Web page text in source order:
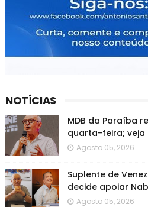
NOTÍCIAS
MDB da Paraíba
quarta-feira; veja
Agosto 05, 2026
Suplente de
decide apoiar
Agosto 05, 2026